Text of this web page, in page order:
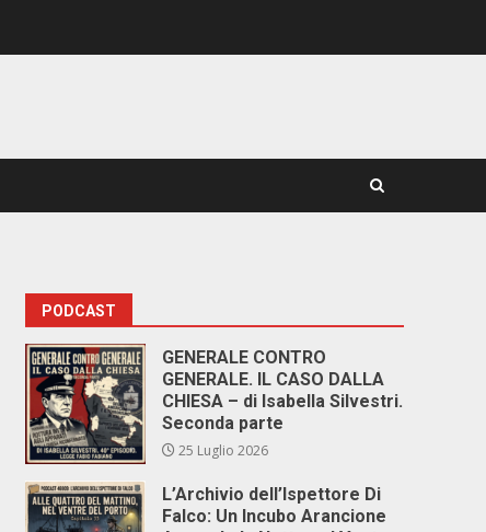
PODCAST
GENERALE CONTRO
GENERALE. IL CASO DALLA
CHIESA – di Isabella Silvestri.
Seconda parte
25 Luglio 2026
L’Archivio dell’Ispettore Di
Falco: Un Incubo Arancione